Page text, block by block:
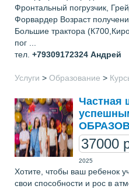
Фронтальный погрузчик,
Форвардер Возраст
Большие трактора
пог ...
тел. +79309172324 Андрей
Услуги > Образование >
Частная
37000
2025
Хотите, чтобы ваш ребенок
свои способности и рос в